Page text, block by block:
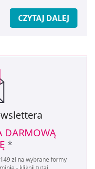
CZYTAJ DALEJ
DARMOWĄ
*
zł na wybrane formy